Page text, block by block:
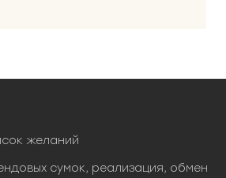
желаний
сумок, реализация, обмен